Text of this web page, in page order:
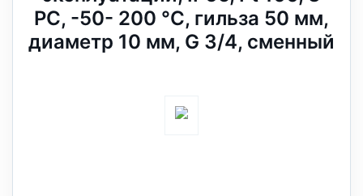
РС, -50- 200 °C, гильза 50 мм,
диаметр 10 мм, G 3/4, сменный